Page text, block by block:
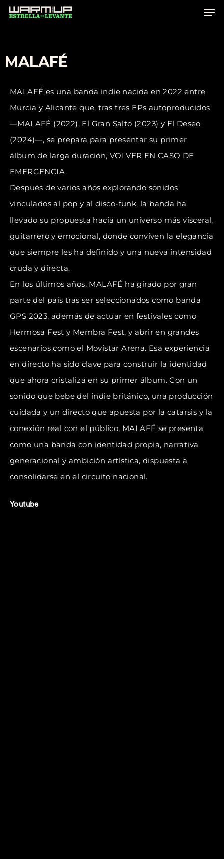
Skip
content
MALAFÉ
MALAFÉ es una banda indie nacida en 2022 entre
Murcia y Alicante que, tras tres EPs autoproducidos
—MALAFÉ (2022), El Gran Salto (2023) y El Deseo
(2024)—, se prepara para presentar su primer
álbum de larga duración, VOLVER EN CASO DE
EMERGENCIA.
Después de varios años explorando sonidos
vinculados al pop y al disco-funk, la banda ha
llevado su propuesta hacia un universo más visceral,
guitarrero y emocional, donde conviven la elegancia
que siempre les ha definido y una nueva intensidad
cruda y directa.
En los últimos años, MALAFÉ ha girado por gran
parte del país tras ser seleccionados como banda
GPS 2023, además de actuar en festivales como
Hermosa Fest y Membra Fest, y abrir en grandes
escenarios como el Movistar Arena. Esa experiencia
en directo ha sido clave para construir la identidad
que ahora cristaliza en su primer álbum. Con un
sonido que bebe del indie británico, una producción
cuidada y un directo que apuesta por la catarsis y la
conexión real con el público, MALAFÉ se presenta
como una banda con identidad propia, narrativa
generacional y ambición artística, dispuesta a
consolidarse en el circuito nacional.
Youtube